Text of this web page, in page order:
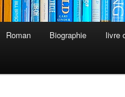
Roman Biographie livre